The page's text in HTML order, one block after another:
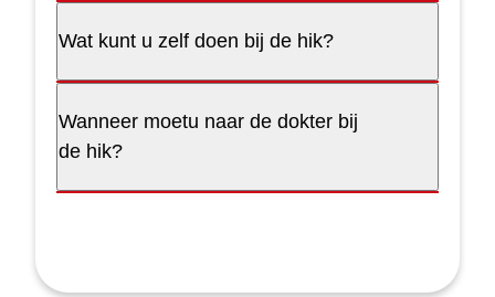
Wat kunt u zelf doen bij de hik?
Wanneer moetu naar de dokter bij
de hik?